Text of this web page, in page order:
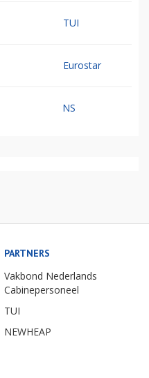
TUI
Eurostar
NS
PARTNERS
Vakbond Nederlands
Cabinepersoneel
TUI
NEWHEAP